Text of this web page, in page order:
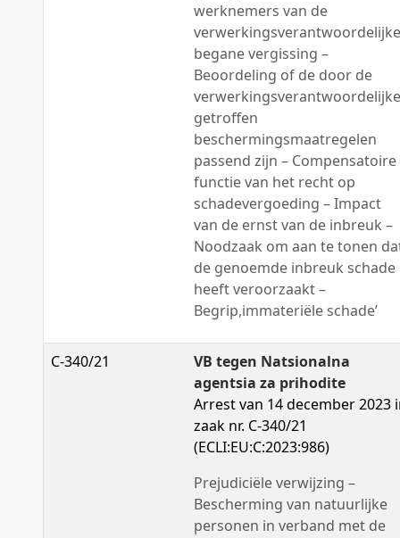
werknemers van de
verwerkingsverantwoordelijke
begane vergissing –
Beoordeling of de door de
verwerkingsverantwoordelijke
getroffen
beschermingsmaatregelen
passend zijn – Compensatoire
functie van het recht op
schadevergoeding – Impact
van de ernst van de inbreuk –
Noodzaak om aan te tonen
de genoemde inbreuk schade
heeft veroorzaakt –
Begrip,immateriële schade’
C-340/21
VB tegen Natsionalna
agentsia za prihodite
Arrest van 14 december 2023
zaak nr. C-340/21
(ECLI:EU:C:2023:986)
Prejudiciële verwijzing –
Bescherming van natuurlijke
personen in verband met de